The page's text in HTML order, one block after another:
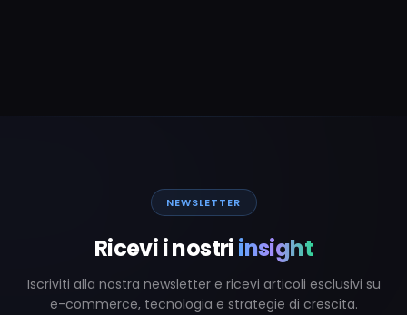
NEWSLETTER
Ricevi i nostriinsight
Iscriviti alla nostra newsletter e ricevi articoli esclusivi su
e-commerce, tecnologia e strategie di crescita.